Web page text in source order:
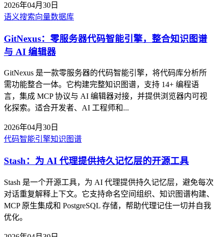
2026年04月30日
语义搜索向量数据库
GitNexus：零服务器代码智能引擎，整合知识图谱
与 AI 编辑器
GitNexus 是一款零服务器的代码智能引擎，将代码库分析所
需功能整合一体。它构建完整知识图谱，支持 14+ 编程语
言，集成 MCP 协议与 AI 编辑器对接，并提供浏览器内可视
化探索。适合开发者、AI 工程师和...
2026年04月30日
代码智能引擎知识图谱
Stash：为 AI 代理提供持久记忆层的开源工具
Stash 是一个开源工具，为 AI 代理提供持久记忆层，避免每次
对话重复解释上下文。它支持命名空间组织、知识图谱构建、
MCP 原生集成和 PostgreSQL 存储，帮助代理记住一切并自我
优化。